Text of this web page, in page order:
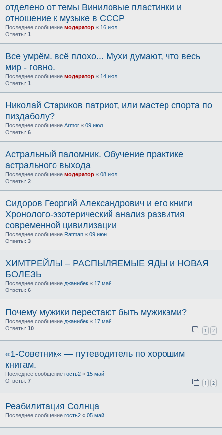
отделено от темы Виниловые пластинки и
отношение к музыке в СССР
Последнее сообщение модератор « 16 июл
Ответы: 1
Все умрём. всё плохо... Мухи думают, что весь
мир - говно.
Последнее сообщение модератор « 14 июл
Ответы: 1
Николай Стариков патриот, или мастер спорта по
пиздаболу?
Последнее сообщение Armor « 09 июл
Ответы: 6
Астральный паломник. Обучение практике
астрального выхода
Последнее сообщение модератор « 08 июл
Ответы: 2
Сидоров Георгий Александрович и его книги
Хронолого-эзотерический анализ развития
современной цивилизации
Последнее сообщение Ratman « 09 июн
Ответы: 3
ХИМТРЕЙЛЫ – РАСПЫЛЯЕМЫЕ ЯДЫ и НОВАЯ
БОЛЕЗЬ
Последнее сообщение джанибек « 17 май
Ответы: 6
Почему мужики перестают быть мужиками?
Последнее сообщение джанибек « 17 май
Ответы: 10 1 2
«1-Советник« — путеводитель по хорошим
книгам.
Последнее сообщение гость2 « 15 май
Ответы: 7 1 2
Реабилитация Солнца
Последнее сообщение гость2 « 05 май